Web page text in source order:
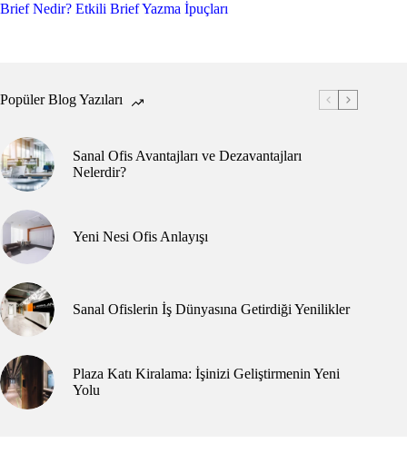
Brief Nedir? Etkili Brief Yazma İpuçları
Popüler Blog Yazıları
Sanal Ofis Avantajları ve Dezavantajları
Nelerdir?
Yeni Nesi Ofis Anlayışı
Sanal Ofislerin İş Dünyasına Getirdiği Yenilikler
Plaza Katı Kiralama: İşinizi Geliştirmenin Yeni
Yolu